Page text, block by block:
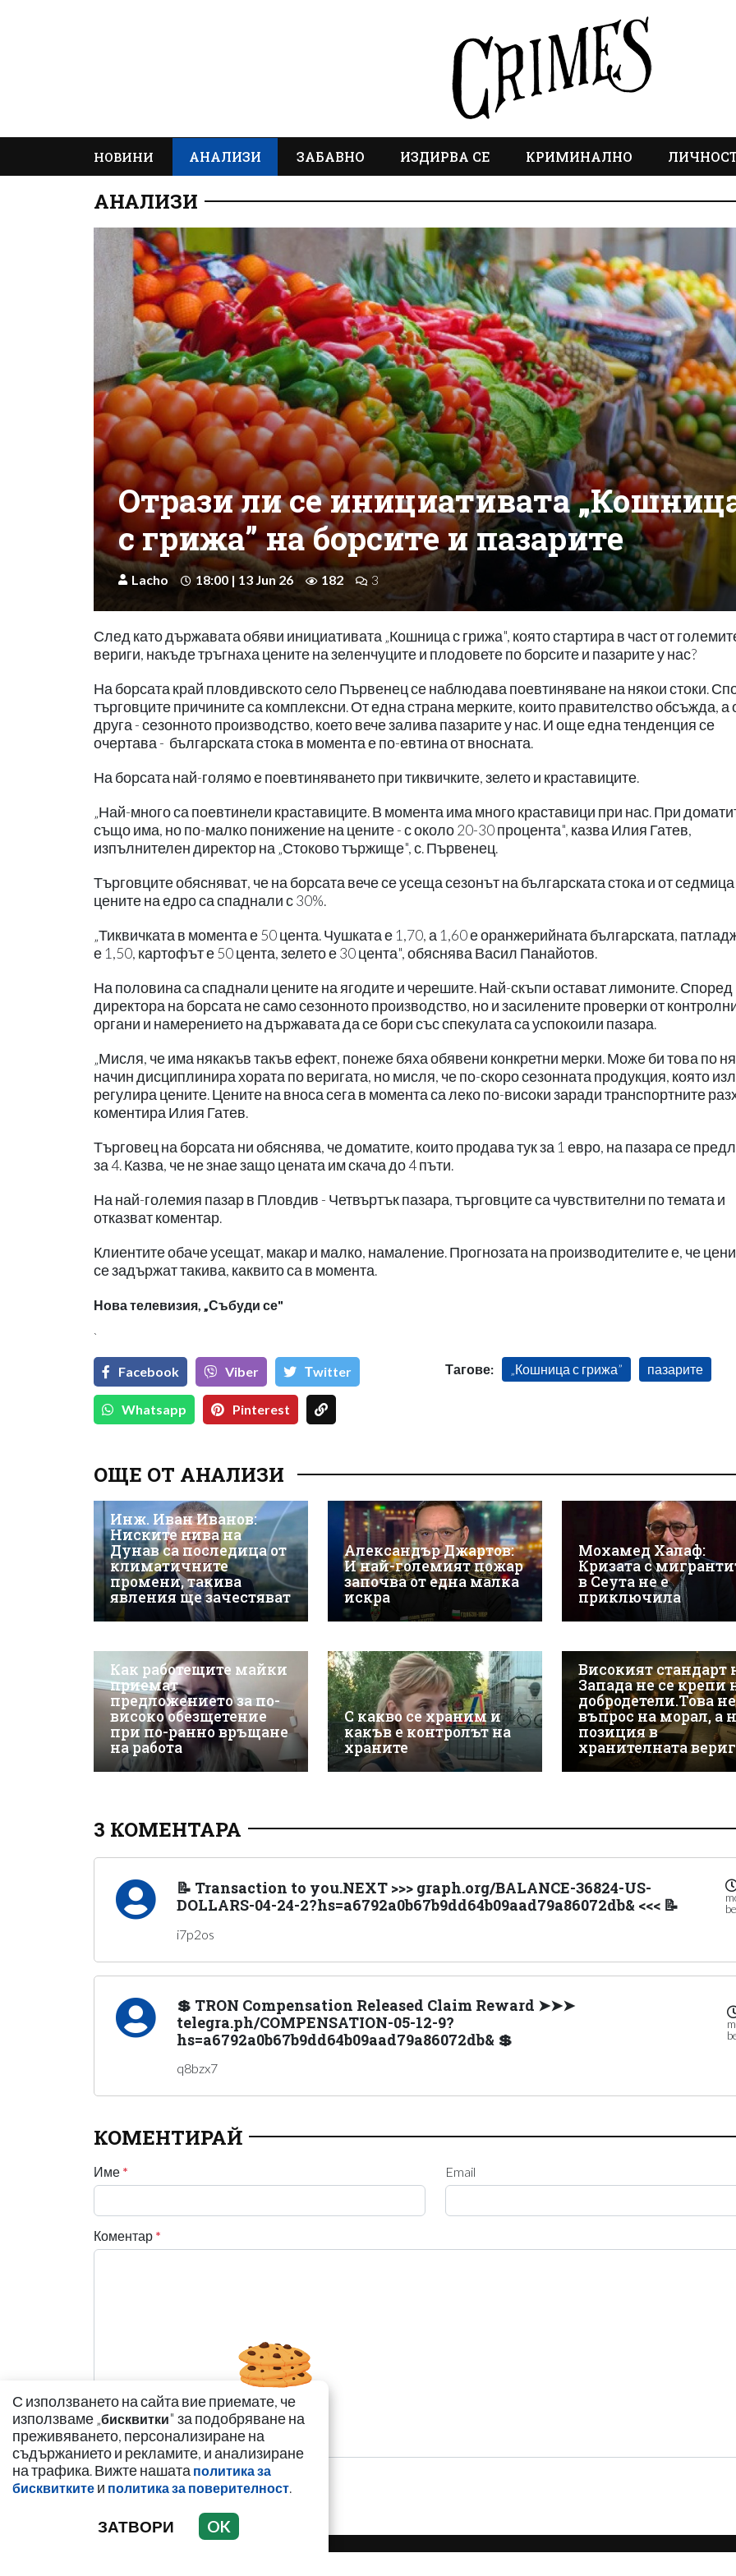
НОВИНИ АНАЛИЗИ ЗАБАВНО ИЗДИРВА СЕ КРИМИНАЛНО
АНАЛИЗИ
Отрази ли се инициативата
с грижа” на борсите и пазарите
Lacho 18:00 | 13 Jun 26 182 3
След като държавата обяви инициативата „Кошница с грижа", която стартира в част от
вериги, накъде тръгнаха цените на зеленчуците и плодовете по борсите и пазарите у нас?
На борсата край пловдивското село Първенец се наблюдава поевтиняване на някои стоки.
търговците причините са комплексни. От една страна мерките, които правителство обсъжда, а
друга - сезонното производство, което вече залива пазарите у нас. И още една тенденция се
очертава - българската стока в момента е по-евтина от вносната.
На борсата най-голямо е поевтиняването при тиквичките, зелето и краставиците.
„Най-много са поевтинели краставиците. В момента има много краставици при нас. При
също има, но по-малко понижение на цените - с около 20-30 процента", казва Илия Гатев,
изпълнителен директор на „Стоково тържище", с. Първенец.
Търговците обясняват, че на борсата вече се усеща сезонът на българската стока и от седмица
цените на едро са спаднали с 30%.
„Тиквичката в момента е 50 цента. Чушката е 1,70, а 1,60 е оранжерийната българската,
е 1,50, картофът е 50 цента, зелето е 30 цента", обяснява Васил Панайотов.
На половина са спаднали цените на ягодите и черешите. Най-скъпи остават лимоните. Според
директора на борсата не само сезонното производство, но и засилените проверки от
органи и намерението на държавата да се бори със спекулата са успокоили пазара.
„Мисля, че има някакъв такъв ефект, понеже бяха обявени конкретни мерки. Може би това по
начин дисциплинира хората по веригата, но мисля, че по-скоро сезонната продукция, която
регулира цените. Цените на вноса сега в момента са леко по-високи заради транспортните
коментира Илия Гатев.
Търговец на борсата ни обяснява, че доматите, които продава тук за 1 евро, на пазара се
за 4. Казва, че не знае защо цената им скача до 4 пъти.
На най-големия пазар в Пловдив - Четвъртък пазара, търговците са чувствителни по темата и
отказват коментар.
Клиентите обаче усещат, макар и малко, намаление. Прогнозата на производителите е, че
се задържат такива, каквито са в момента.
Нова телевизия, „Събуди се"
`
Facebook Viber Тwitter
Whatsapp Pinterest
Тагове: „Кошница с грижа” пазарите
ОЩЕ ОТ АНАЛИЗИ
Инж. Иван Иванов:
Ниските нива на
Дунав са последица от
климатичните
промени, такива
явления ще зачестяват
Александър Джартов:
И най-големият пожар
започва от една малка
искра
Мохамед Халаф:
Кризата с
в Сеута не е
приключила
Как работещите майки
приемат
предложението за по-
високо обезщетение
при по-ранно връщане
на работа
С какво се храним и
какъв е контролът на
храните
Високият стандарт
Запада не се крепи
добродетели.Това
въпрос на морал, а
позиция в
хранителната
3 КОМЕНТАРА
📝 Transaction to you.NEXT >>> graph.org/BALANCE-36824-US-
DOLLARS-04-24-2?hs=a6792a0b67b9dd64b09aad79a86072db& <<< 📝
i7p2os
💲 TRON Compensation Released Claim Reward ➤➤➤
telegra.ph/COMPENSATION-05-12-9?
hs=a6792a0b67b9dd64b09aad79a86072db& 💲
q8bzx7
КОМЕНТИРАЙ
Име * Email
Коментар *
С използването на сайта вие приемате, че
използваме „бисквитки" за подобряване на
преживяването, персонализиране на
съдържанието и рекламите, и анализиране
на трафика. Вижте нашата политика за
бисквитките и политика за поверителност.
ЗАТВОРИ OK